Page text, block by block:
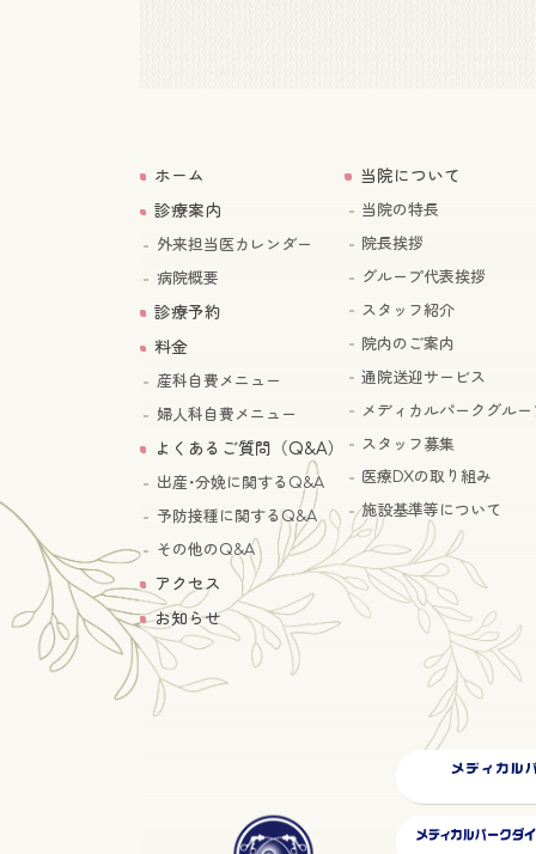
ホーム
診療案内
外来担当医カレンダー
病院概要
診療予約
料金
産科自費メニュー
婦人科自費メニュー
よくあるご質問（Q&A）
出産･分娩に関するQ&A
予防接種に関するQ&A
その他のQ&A
アクセス
お知らせ
当院について
当院の特長
院長挨拶
グループ代表挨拶
スタッフ紹介
院内のご案内
通院送迎サービス
メディカルパークグルー
スタッフ募集
医療DXの取り組み
施設基準等について